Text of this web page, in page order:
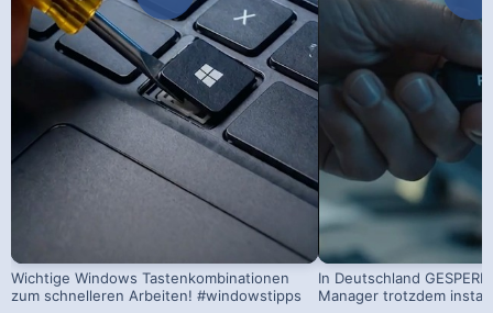
Wichtige Windows Tastenkombinationen
zum schnelleren Arbeiten! #windowstipps
In Deutschland
Manager trotzdem